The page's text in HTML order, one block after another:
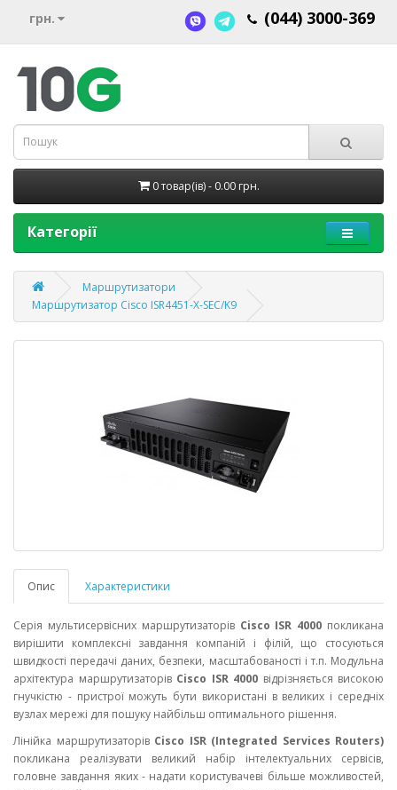
грн. (044) 3000-369
0 товар(ів) - 0.00 грн.
Категорії
Маршрутизатори
Маршрутизатор Cisco ISR4451-X-SEC/K9
Опис Характеристики
Серія мультисервісних маршрутизаторів Cisco ISR 4000 покликана
вирішити комплексні завдання компаній і філій, що стосуються
швидкості передачі даних, безпеки, масштабованості і т.п. Модульна
архітектура маршрутизаторів Cisco ISR 4000 відрізняється високою
гнучкістю - пристрої можуть бути використані в великих і середніх
вузлах мережі для пошуку найбільш оптимального рішення.
Лінійка маршрутизаторів Cisco ISR (Integrated Services Routers)
покликана реалізувати великий набір інтелектуальних сервісів,
головне завдання яких - надати користувачеві більше можливостей,